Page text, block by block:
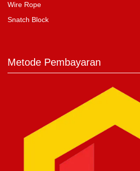
Wire Rope
Snatch Block
Metode Pembayaran